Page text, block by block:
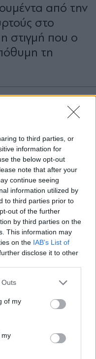
to third parties, or
information for
the below opt-out
note that after your
continue seeing
information utilized by
to third parties prior to
out of the further
by third parties on the
This information may
on the IAB’s List of
disclose it to other
Outs
of my
my
από την
στο
στιγμή που ο
τη
η αιτία
- Πότε